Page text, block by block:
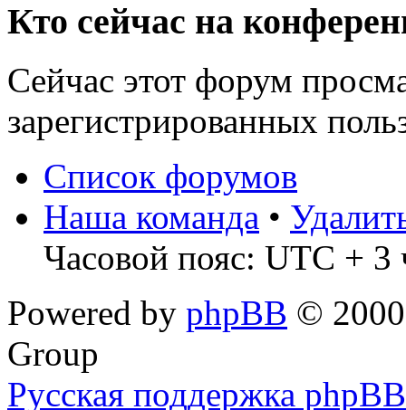
Кто сейчас на
Сейчас этот форум
зарегистрированных
Список форумов
Наша команда •
Часовой пояс: UTC + 3
Powered by phpBB ©
Group
Русская поддержка phpBB